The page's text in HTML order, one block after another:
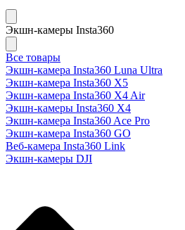
Экшн-камеры Insta360
Все товары
Экшн-камера Insta360 Luna Ultra
Экшн-камера Insta360 X5
Экшн-камера Insta360 X4 Air
Экшн-камеры Insta360 X4
Экшн-камера Insta360 Ace Pro
Экшн-камера Insta360 GO
Веб-камера Insta360 Link
Экшн-камеры DJI